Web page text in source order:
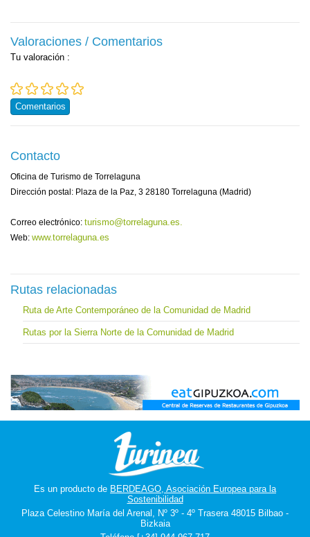
Valoraciones / Comentarios
Tu valoración :
Comentarios
Contacto
Oficina de Turismo de Torrelaguna
Dirección postal: Plaza de la Paz, 3 28180 Torrelaguna (Madrid)
Correo electrónico: turismo@torrelaguna.es.
Web: www.torrelaguna.es
Rutas relacionadas
Ruta de Arte Contemporáneo de la Comunidad de Madrid
Rutas por la Sierra Norte de la Comunidad de Madrid
Es un producto de BERDEAGO, Asociación Europea para la
Sostenibilidad
Plaza Celestino María del Arenal, Nº 3º - 4º Trasera 48015 Bilbao -
Bizkaia